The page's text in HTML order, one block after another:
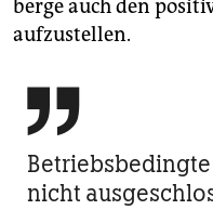
berge auch den
aufzustellen.

nicht